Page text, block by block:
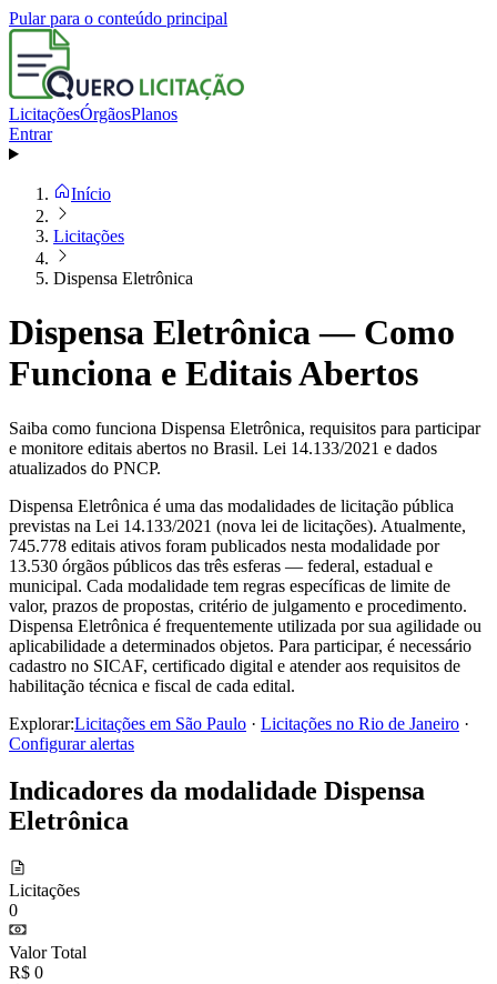
Pular para o conteúdo principal
LicitaçõesÓrgãosPlanos
Entrar
Início
Licitações
Dispensa Eletrônica
Dispensa Eletrônica — Como
Funciona e Editais Abertos
Saiba como funciona Dispensa Eletrônica, requisitos para participar
e monitore editais abertos no Brasil. Lei 14.133/2021 e dados
atualizados do PNCP.
Dispensa Eletrônica é uma das modalidades de licitação pública
previstas na Lei 14.133/2021 (nova lei de licitações). Atualmente,
745.778 editais ativos foram publicados nesta modalidade por
13.530 órgãos públicos das três esferas — federal, estadual e
municipal. Cada modalidade tem regras específicas de limite de
valor, prazos de propostas, critério de julgamento e procedimento.
Dispensa Eletrônica é frequentemente utilizada por sua agilidade ou
aplicabilidade a determinados objetos. Para participar, é necessário
cadastro no SICAF, certificado digital e atender aos requisitos de
habilitação técnica e fiscal de cada edital.
Explorar:Licitações em São Paulo · Licitações no Rio de Janeiro ·
Configurar alertas
Indicadores da modalidade Dispensa
Eletrônica
Licitações
0
Valor Total
R$ 0